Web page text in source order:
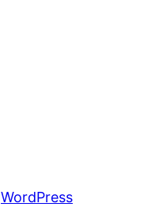
WordPress